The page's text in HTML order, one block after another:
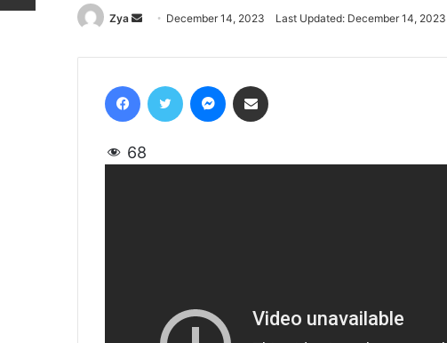
Zya
Send
email
December 14, 2023 Last Updated: December 14, 2023
68